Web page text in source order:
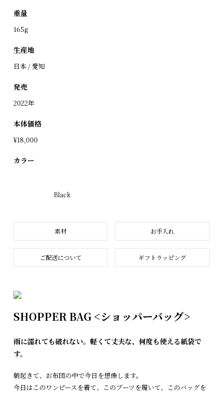
重量
165g
生産地
日本 / 愛知
発売
2022年
本体価格
¥18,000
カラー
Black
素材 お手入れ
ご配送について ギフトラッピング
SHOPPER BAG <ショッパーバッグ>
雨に濡れても破れない。軽くて丈夫な、何度も使える紙袋で
す。
朝起きて、お布団の中で今日を想像します。
今日はこのワンピースを着て、このブーツを履いて、このバッグを